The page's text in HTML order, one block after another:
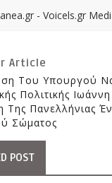
- Voicels.gr
Article
Του Υπουργού
Πολιτικής
Της Πανελλήνιας
Σώματος
POST